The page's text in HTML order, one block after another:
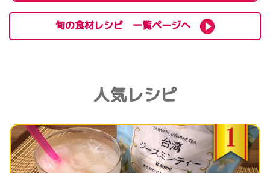
旬の食材レシピ 一覧ページへ
人気レシピ